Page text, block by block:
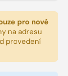
pro nové
na adresu
provedení